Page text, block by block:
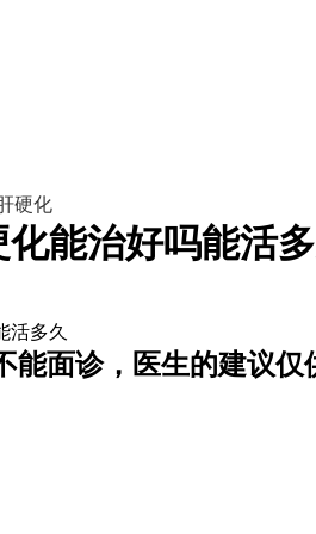
肝硬化
能治好吗能活
活多久
能面诊，医生的建议仅